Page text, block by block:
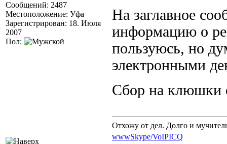
Сообщений: 2487
Местоположение: Уфа
Зарегистрирован: 18. Июля
2007
Пол:
На заглавное
информацию о
пользуюсь, но
электронными
Сбор на клюшки
Отхожу от дел. Долго и
wwwSkype/VoIPICQ